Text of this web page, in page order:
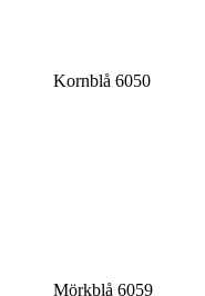
Kornblå 6050
Mörkblå 6059